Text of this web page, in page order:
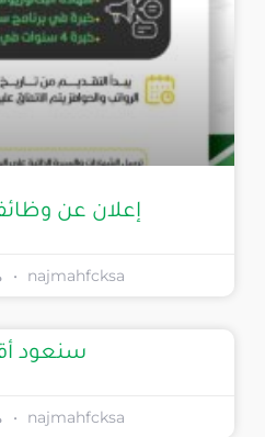
إعلان عن
najmahfcksa
سنعود
najmahfcksa